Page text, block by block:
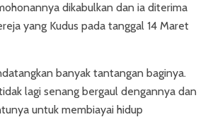
dikabulkan dan ia diterima
yang Kudus pada tanggal 14 Maret
banyak tantangan baginya.
lagi senang bergaul dengannya dan
untuk membiayai hidup